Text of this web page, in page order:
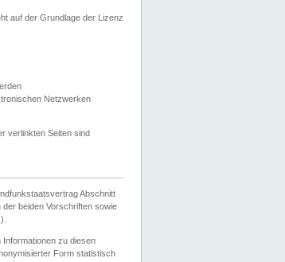
auf der Grundlage der Lizenz
Netzwerken
verlinkten Seiten sind
Abschnitt
beiden Vorschriften sowie
zu diesen
Form statistisch